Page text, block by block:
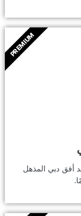
أفق دبي المذهل
PREMIUM